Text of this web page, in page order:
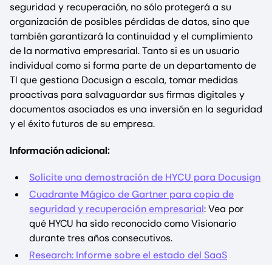
seguridad y recuperación, no sólo protegerá a su
organización de posibles pérdidas de datos, sino que
también garantizará la continuidad y el cumplimiento
de la normativa empresarial. Tanto si es un usuario
individual como si forma parte de un departamento de
TI que gestiona Docusign a escala, tomar medidas
proactivas para salvaguardar sus firmas digitales y
documentos asociados es una inversión en la seguridad
y el éxito futuros de su empresa.
Información adicional:
Solicite una demostración de HYCU para Docusign
Cuadrante Mágico de Gartner para copia de
seguridad y recuperación empresarial: Vea por
qué HYCU ha sido reconocido como Visionario
durante tres años consecutivos.
Research: Informe sobre el estado del SaaS